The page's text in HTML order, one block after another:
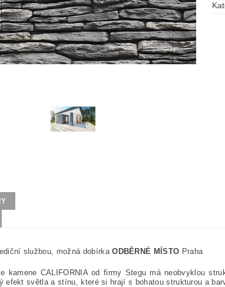
službou, možná dobírkaODBĚRNÉ MÍSTO Praha
kamene CALIFORNIA od firmy Stegu má neobvyklou
efekt světla a stínu, které si hrají s bohatou strukturou a